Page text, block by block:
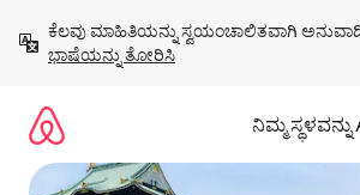
ಹೋಗಿ
ಕೆಲವು ಮಾಹಿತಿಯನ್ನು ಸ್ವಯಂಚಾಲಿತವಾಗಿ
ಭಾಷೆಯನ್ನು ತೋರಿಸಿ
ನಿಮ್ಮ